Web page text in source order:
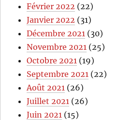
Février 2022 (22)
Janvier 2022 (31)
Décembre 2021 (30)
Novembre 2021 (25)
Octobre 2021 (19)
Septembre 2021 (22)
Août 2021 (26)
Juillet 2021 (26)
Juin 2021 (15)